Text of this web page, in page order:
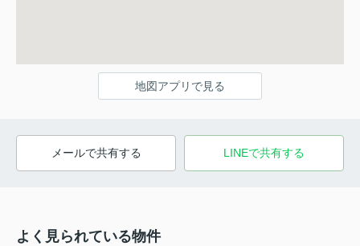
地図アプリで見る
メールで共有する LINEで共有する
よく見られている物件